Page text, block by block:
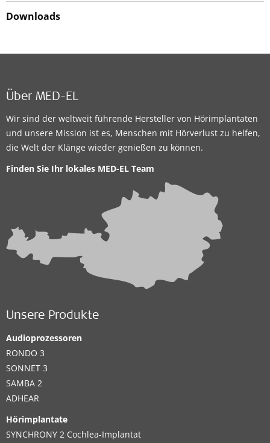
Downloads
Über MED-EL
Wir sind der weltweit führende Hersteller von Hörimplantaten
und unsere Mission ist es, Menschen mit Hörverlust zu helfen,
die Welt der Klänge wieder genießen zu können.
Finden Sie Ihr lokales MED-EL Team
Unsere Produkte
Audioprozessoren
RONDO 3
SONNET 3
SAMBA 2
ADHEAR
Hörimplantate
SYNCHRONY 2 Cochlea-Implantat